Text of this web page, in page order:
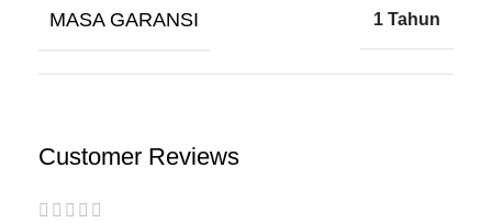
MASA GARANSI 1 Tahun
Customer Reviews